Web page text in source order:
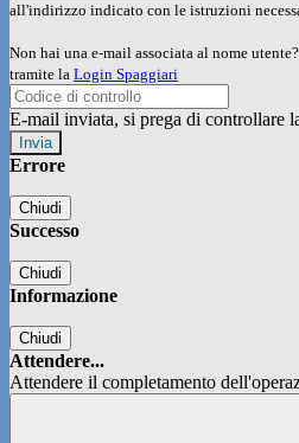
all'indirizzo indicato con le istruzioni
Non hai una e-mail associata al nome
tramite la Login Spaggiari
E-mail inviata, si prega di controllare
Errore
Chiudi
Successo
Chiudi
Informazione
Chiudi
Attendere...
Attendere il completamento